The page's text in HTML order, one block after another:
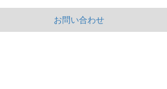
お問い合わせ